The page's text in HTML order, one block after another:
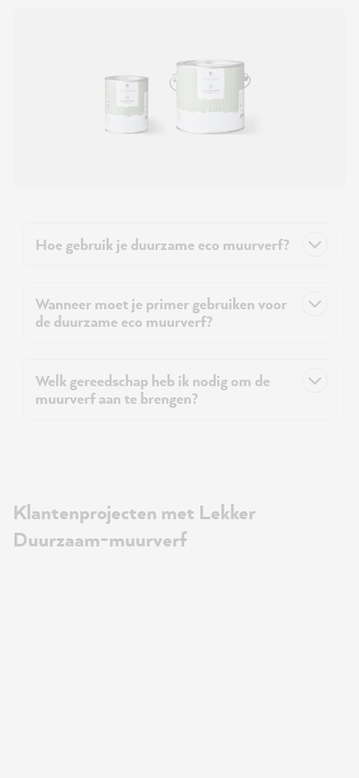
Hoe gebruik je duurzame eco muurverf?
Wanneer moet je primer gebruiken voor
de duurzame eco muurverf?
Welk gereedschap heb ik nodig om de
muurverf aan te brengen?
Klantenprojecten met Lekker
Duurzaam-muurverf